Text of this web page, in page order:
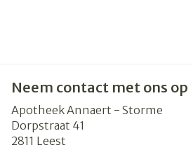
Neem contact met ons op
Apotheek Annaert - Storme
Dorpstraat 41
2811 Leest